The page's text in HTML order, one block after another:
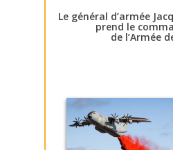
Le général d’armée
prend le
de l’Armée